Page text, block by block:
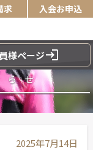
求 入会お申込
様ページlogin
らせ
2025年7月14日